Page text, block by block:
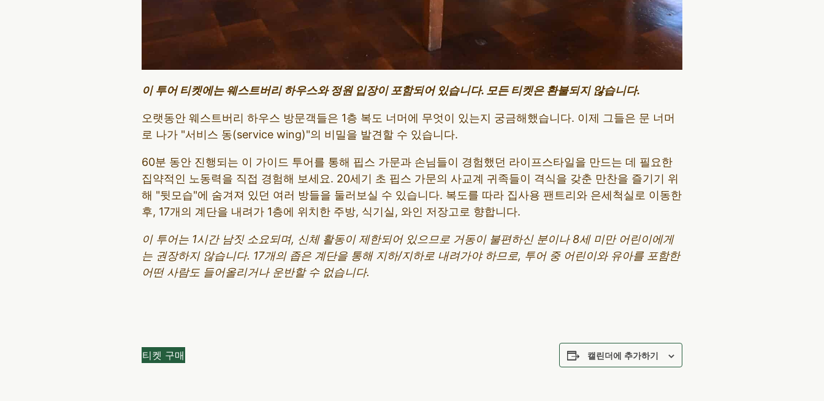
이 투어 티켓에는 웨스트버리 하우스와 정원 입장이 포함되어 있습니다. 모든 티켓은 환불되지 않습니다.
오랫동안 웨스트버리 하우스 방문객들은 1층 복도 너머에 무엇이 있는지 궁금해했습니다. 이제 그들은 문 너머
로 나가 "서비스 동(service wing)"의 비밀을 발견할 수 있습니다.
60분 동안 진행되는 이 가이드 투어를 통해 핍스 가문과 손님들이 경험했던 라이프스타일을 만드는 데 필요한
집약적인 노동력을 직접 경험해 보세요. 20세기 초 핍스 가문의 사교계 귀족들이 격식을 갖춘 만찬을 즐기기 위
해 "뒷모습"에 숨겨져 있던 여러 방들을 둘러보실 수 있습니다. 복도를 따라 집사용 팬트리와 은세척실로 이동한
후, 17개의 계단을 내려가 1층에 위치한 주방, 식기실, 와인 저장고로 향합니다.
이 투어는 1시간 남짓 소요되며, 신체 활동이 제한되어 있으므로 거동이 불편하신 분이나 8세 미만 어린이에게
는 권장하지 않습니다. 17개의 좁은 계단을 통해 지하/지하로 내려가야 하므로, 투어 중 어린이와 유아를 포함한
어떤 사람도 들어올리거나 운반할 수 없습니다.
티켓 구매 캘린더에 추가하기